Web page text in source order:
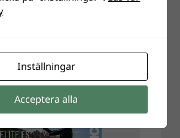
Inställningar
Acceptera alla